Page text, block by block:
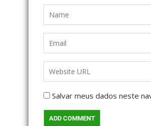
Salvar meus dados neste